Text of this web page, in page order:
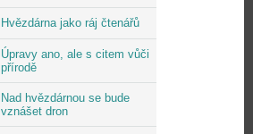
Hvězdárna jako ráj čtenářů
Úpravy ano, ale s citem vůči
přírodě
Nad hvězdárnou se bude
vznášet dron